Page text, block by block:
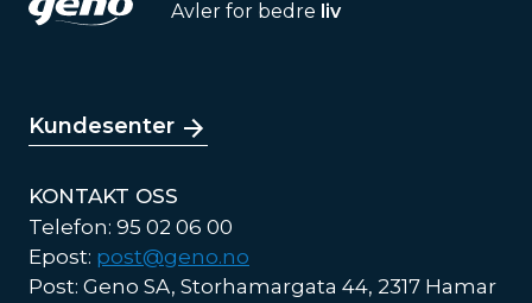
Avler for bedre liv
Kundesenter
KONTAKT OSS
Telefon: 95 02 06 00
Epost: post@geno.no
Post: Geno SA, Storhamargata 44, 2317 Hamar